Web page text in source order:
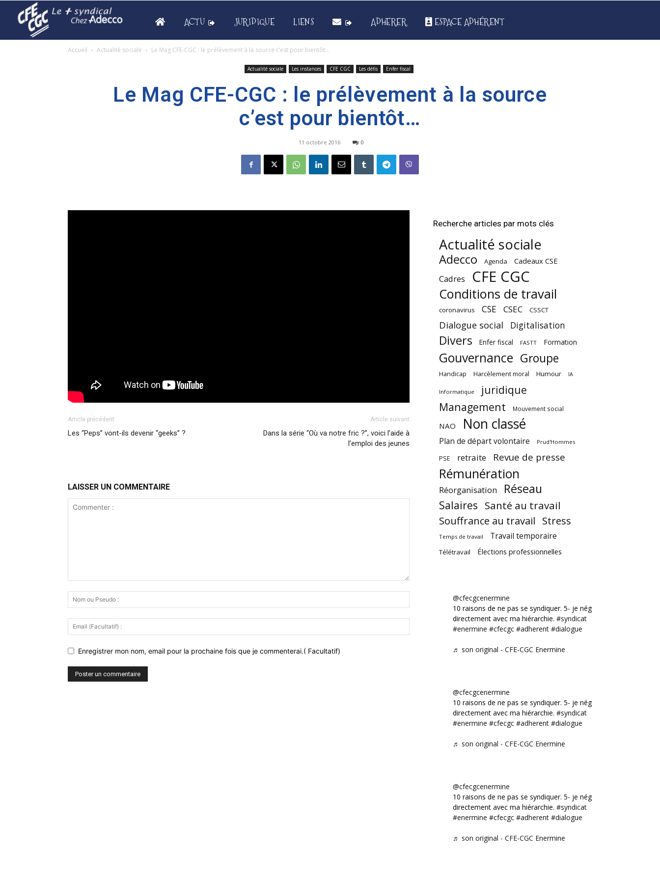
ACTU JURIDIQUE LIENS ADHERER ESPACE ADHÉRENT
Accueil Actualité sociale Le Mag CFE-CGC : le prélèvement à la source c’est pour bientôt…
Actualité sociale Les instances CFE CGC Les défis Enfer fiscal
Le Mag CFE-CGC : le prélèvement à la source
c’est pour bientôt…
11 octobre 2016 0
Article précédent
Les “Peps” vont-ils devenir “geeks” ?
Article suivant
Dans la série “Où va notre fric ?”, voici l’aide à
l’emploi des jeunes
LAISSER UN COMMENTAIRE
Enregistrer mon nom, email pour la prochaine fois que je commenterai.( Facultatif)
Recherche articles par mots clés
Actualité sociale
Adecco Agenda Cadeaux CSE
Cadres CFE CGC
Conditions de travail
coronavirus CSE CSEC CSSCT
Dialogue social Digitalisation
Divers Enfer fiscal FASTT Formation
Gouvernance Groupe
Handicap Harcèlement moral Humour IA
Informatique
juridique
Management
Mouvement social
NAO Non classé
Plan de départ volontaire Prud'Hommes
PSE retraite Revue de presse
Rémunération
Réorganisation Réseau
Salaires Santé au travail
Souffrance au travail Stress
Temps de travail Travail temporaire
Télétravail Élections professionnelles
@cfecgcenermine
10 raisons de ne pas se syndiquer. 5- je négocie
directement avec ma hiérarchie. #syndicat
#enermine #cfecgc #adherent #dialogue
♬ son original - CFE-CGC Enermine
@cfecgcenermine
10 raisons de ne pas se syndiquer. 5- je négocie
directement avec ma hiérarchie. #syndicat
#enermine #cfecgc #adherent #dialogue
♬ son original - CFE-CGC Enermine
@cfecgcenermine
10 raisons de ne pas se syndiquer. 5- je négocie
directement avec ma hiérarchie. #syndicat
#enermine #cfecgc #adherent #dialogue
♬ son original - CFE-CGC Enermine